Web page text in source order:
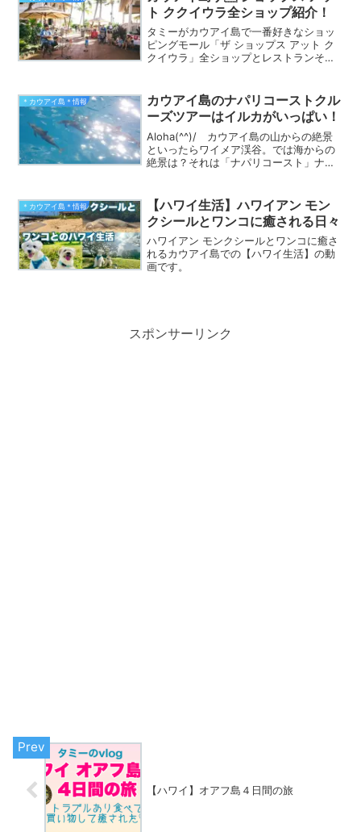
ト ククイウラ全ショップ紹介！
タミーがカウアイ島で一番好きなショッ
ピングモール「ザ ショップス アット ク
クイウラ」全ショップとレストランそし
＊カウアイ島＊情報
カウアイ島のナパリコーストクル
ーズツアーはイルカがいっぱい！
Aloha(^^)/ カウアイ島の山からの絶景
といったらワイメア渓谷。では海からの
絶景は？それは「ナパリコースト」ナパ
と自然の力が、こんなにも素晴らしい絶
景を作り出した...
＊カウアイ島＊情報
【ハワイ生活】ハワイアン モン
クシールとワンコに癒される日々
ハワイアン モンクシールとワンコに癒さ
れるカウアイ島での【ハワイ生活】の動
画です。
スポンサーリンク
【ハワイ】オアフ島４日間の旅